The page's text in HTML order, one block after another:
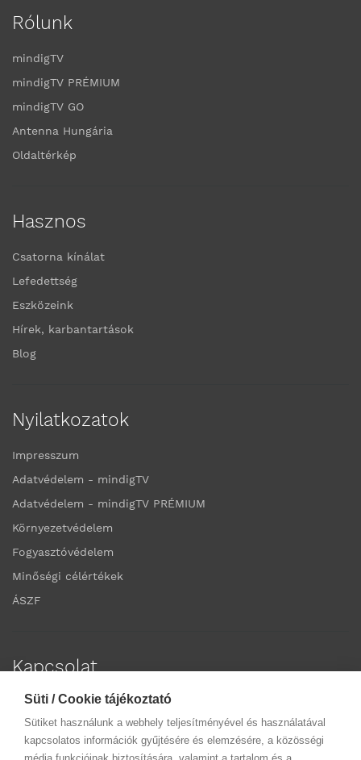
Rólunk
mindigTV
mindigTV PRÉMIUM
mindigTV GO
Antenna Hungária
Oldaltérkép
Hasznos
Csatorna kínálat
Lefedettség
Eszközeink
Hírek, karbantartások
Blog
Nyilatkozatok
Impresszum
Adatvédelem - mindigTV
Adatvédelem - mindigTV PRÉMIUM
Környezetvédelem
Fogyasztóvédelem
Minőségi célértékek
ÁSZF
Kapcsolat
Elérhetőségek
Ügyfélszolgálatok
Süti / Cookie tájékoztató
Sütiket használunk a webhely teljesítményével és használatával
kapcsolatos információk gyűjtésére és elemzésére, a közösségi